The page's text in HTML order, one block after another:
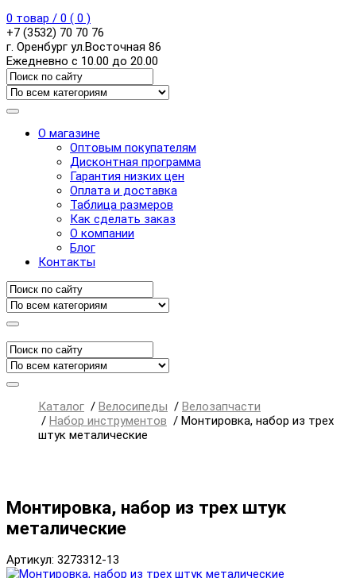
0 товар / 0 ( 0 )
+7 (3532) 70 70 76
г. Оренбург ул.Восточная 86
Ежедневно с 10.00 до 20.00
О магазине
Оптовым покупателям
Дисконтная программа
Гарантия низких цен
Оплата и доставка
Таблица размеров
Как сделать заказ
О компании
Блог
Контакты
Каталог / Велосипеды / Велозапчасти
/ Набор инструментов / Монтировка, набор из трех
штук металические
Монтировка, набор из трех штук
металические
Артикул: 3273312-13